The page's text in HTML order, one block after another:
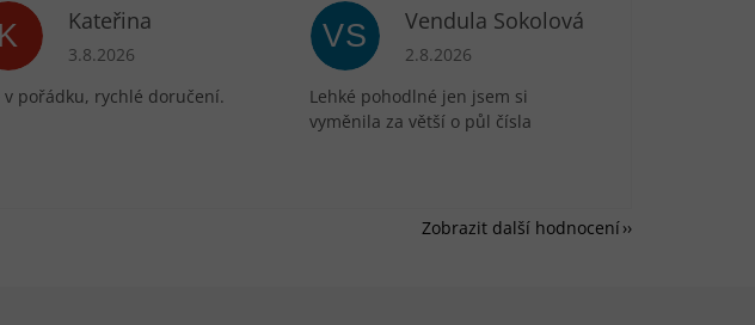
K Kateřina
Hodnocení obchodu je 5 z 5 hvězdiček.
3.8.2026
v pořádku, rychlé doručení.
VS Vendula Sokolová
Hodnocení obchodu je 5 z 5 hvězdiček.
2.8.2026
Lehké pohodlné jen jsem si
vyměnila za větší o půl čísla
Zobrazit další hodnocení